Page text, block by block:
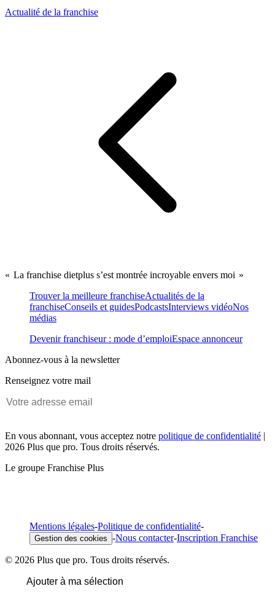
Actualité de la franchise
« La franchise dietplus s’est montrée incroyable envers moi »
Trouver la meilleure franchiseActualités de la
franchiseConseils et guidesPodcastsInterviews vidéoNos
médias
Devenir franchiseur : mode d’emploiEspace annonceur
Abonnez-vous à la newsletter
Renseignez votre mail
En vous abonnant, vous acceptez notre politique de confidentialité |
2026 Plus que pro. Tous droits réservés.
Le groupe Franchise Plus
Mentions légales-Politique de confidentialité-
Gestion des cookies -Nous contacter-Inscription Franchise
© 2026 Plus que pro. Tous droits réservés.
Ajouter à ma sélection